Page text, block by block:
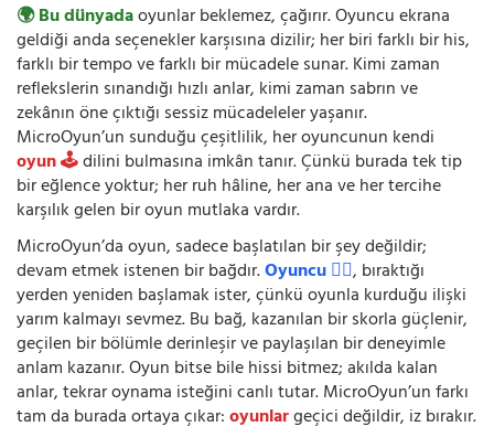
🌍 Bu dünyadaoyunlar beklemez, çağırır. Oyuncu ekrana
geldiği anda seçenekler karşısına dizilir; her biri farklı bir his,
farklı bir tempo ve farklı bir mücadele sunar. Kimi zaman
reflekslerin sınandığı hızlı anlar, kimi zaman sabrın ve
zekânın öne çıktığı sessiz mücadeleler yaşanır.
MicroOyun’un sunduğu çeşitlilik, her oyuncunun kendi
oyun 🕹️dilini bulmasına imkân tanır. Çünkü burada tek tip
bir eğlence yoktur; her ruh hâline, her ana ve her tercihe
karşılık gelen bir oyun mutlaka vardır.
MicroOyun’da oyun, sadece başlatılan bir şey değildir;
devam etmek istenen bir bağdır.Oyuncu 🧍‍♂️, bıraktığı
yerden yeniden başlamak ister, çünkü oyunla kurduğu ilişki
yarım kalmayı sevmez. Bu bağ, kazanılan bir skorla güçlenir,
geçilen bir bölümle derinleşir ve paylaşılan bir deneyimle
anlam kazanır. Oyun bitse bile hissi bitmez; akılda kalan
anlar, tekrar oynama isteğini canlı tutar. MicroOyun’un farkı
tam da burada ortaya çıkar:oyunlargeçici değildir, iz bırakır.